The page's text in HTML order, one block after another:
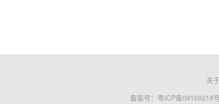
关
备案号： 粤ICP备09109218